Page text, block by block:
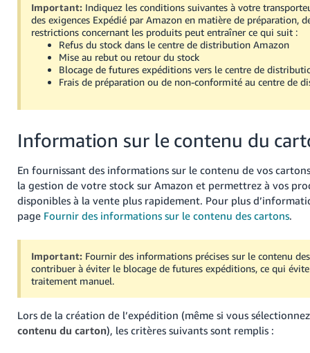
本
語
국
어
-
KR
Español
- ES
English
- FR
Login
S'inscrire
Important: Indiquez les conditions suivantes à votre
des exigences Expédié par Amazon en matière de préparation,
restrictions concernant les produits peut entraîner ce qui suit :
Refus du stock dans le centre de distribution Amazon
Mise au rebut ou retour du stock
Blocage de futures expéditions vers le centre de
Frais de préparation ou de non-conformité au centre de
Information sur le contenu du
En fournissant des informations sur le contenu de vos
la gestion de votre stock sur Amazon et permettrez à vos
disponibles à la vente plus rapidement. Pour plus
page Fournir des informations sur le contenu des cartons.
Important: Fournir des informations précises sur le contenu
contribuer à éviter le blocage de futures expéditions, ce qui
traitement manuel.
Lors de la création de l’expédition (même si vous
contenu du carton), les critères suivants sont remplis :